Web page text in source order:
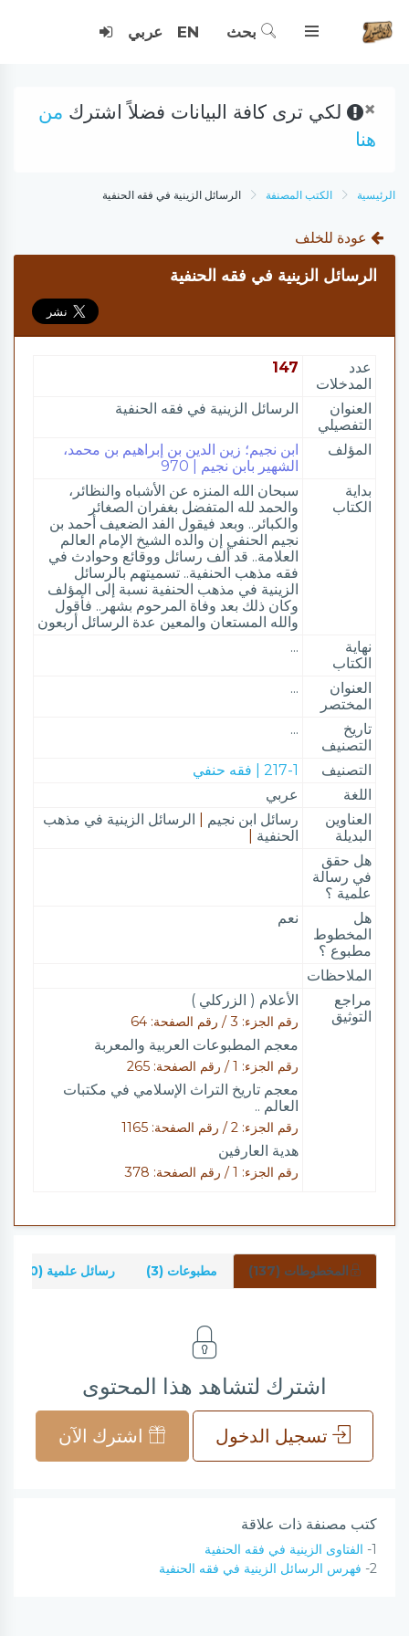
بحث EN عربي
× لكي ترى كافة البيانات فضلاً اشترك من
هنا
الرئيسية الكتب المصنفة الرسائل الزينية في فقه الحنفية
عودة للخلف
الرسائل الزينية في فقه الحنفية
عدد
المدخلات
147
العنوان
التفصيلي
الرسائل الزينية في فقه الحنفية
المؤلف
ابن نجيم؛ زين الدين بن إبراهيم بن محمد،
الشهير بابن نجيم | 970
بداية
الكتاب
سبحان الله المنزه عن الأشباه والنظائر،
والحمد لله المتفضل بغفران الصغائر
والكبائر.. وبعد فيقول الفد الضعيف أحمد بن
نجيم الحنفي إن والده الشيخ الإمام العالم
العلامة.. قد ألف رسائل ووقائع وحوادث في
فقه مذهب الحنفية.. تسميتهم بالرسائل
الزينية في مذهب الحنفية نسبة إلى المؤلف
وكان ذلك بعد وفاة المرحوم بشهر.. فأقول
والله المستعان والمعين عدة الرسائل أربعون
نهاية
الكتاب
...
العنوان
المختصر
...
تاريخ
التصنيف
...
التصنيف
217-1 | فقه حنفي
اللغة
عربي
العناوين
البديلة
رسائل ابن نجيم
الرسائل الزينية في مذهب
الحنفية
هل حقق
في رسالة
علمية ؟
هل
المخطوط
مطبوع ؟
نعم
الملاحظات
مراجع
التوثيق
الأعلام ( الزركلي )
رقم الجزء: 3 / رقم الصفحة: 64
معجم المطبوعات العربية والمعربة
رقم الجزء: 1 / رقم الصفحة: 265
معجم تاريخ التراث الإسلامي في مكتبات
العالم ..
رقم الجزء: 2 / رقم الصفحة: 1165
هدية العارفين
رقم الجزء: 1 / رقم الصفحة: 378
المخطوطات (137) مطبوعات (3) رسائل علمية (0)
اشترك لتشاهد هذا المحتوى
تسجيل الدخول اشترك الآن
كتب مصنفة ذات علاقة
1- الفتاوى الزينية في فقه الحنفية
2- فهرس الرسائل الزينية في فقه الحنفية